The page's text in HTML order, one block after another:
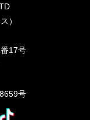
）
17号
号